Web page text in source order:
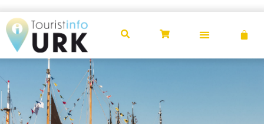
Evenement